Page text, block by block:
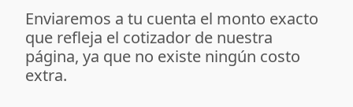
Enviaremos a tu cuenta el monto exacto
que refleja el cotizador de nuestra
página, ya que no existe ningún costo
extra.